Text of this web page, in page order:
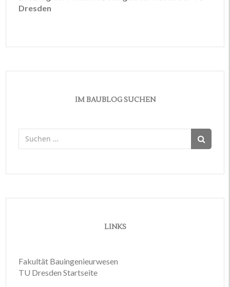
Dresden
IM BAUBLOG SUCHEN
Suchen
nach:
LINKS
Fakultät Bauingenieurwesen
TU Dresden Startseite